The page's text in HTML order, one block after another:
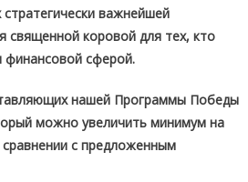
стратегически важнейшей
священной коровой для тех, кто
финансовой сферой.
нашей Программы Победы
можно увеличить минимум на
с предложенным